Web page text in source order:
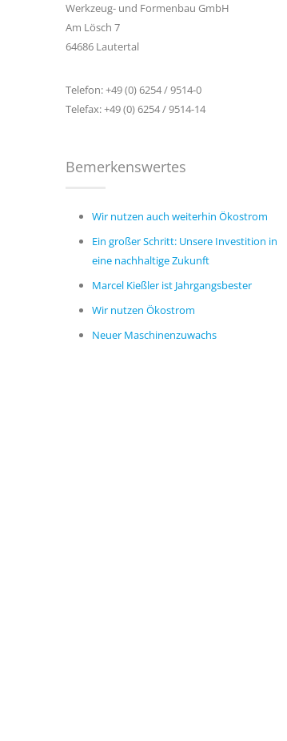
Werkzeug- und Formenbau GmbH
Am Lösch 7
64686 Lautertal
Telefon: +49 (0) 6254 / 9514-0
Telefax: +49 (0) 6254 / 9514-14
Bemerkenswertes
Wir nutzen auch weiterhin Ökostrom
Ein großer Schritt: Unsere Investition in
eine nachhaltige Zukunft
Marcel Kießler ist Jahrgangsbester
Wir nutzen Ökostrom
Neuer Maschinenzuwachs